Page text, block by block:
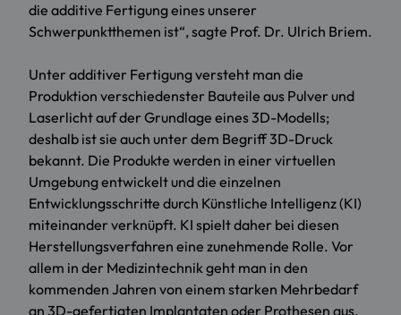
die additive Fertigung eines unserer
Schwerpunktthemen ist“, sagte Prof. Dr. Ulrich Briem.
Unter additiver Fertigung versteht man die
Produktion verschiedenster Bauteile aus Pulver und
Laserlicht auf der Grundlage eines 3D-Modells;
deshalb ist sie auch unter dem Begriff 3D-Druck
bekannt. Die Produkte werden in einer virtuellen
Umgebung entwickelt und die einzelnen
Entwicklungsschritte durch Künstliche Intelligenz (KI)
miteinander verknüpft. KI spielt daher bei diesen
Herstellungsverfahren eine zunehmende Rolle. Vor
allem in der Medizintechnik geht man in den
kommenden Jahren von einem starken Mehrbedarf
an 3D-gefertigten Implantaten oder Prothesen aus.